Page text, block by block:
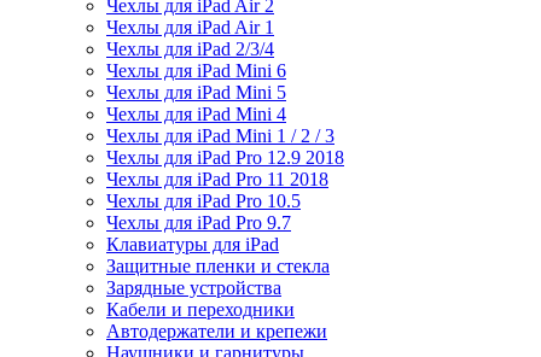
Чехлы для iPad Air 2
Чехлы для iPad Air 1
Чехлы для iPad 2/3/4
Чехлы для iPad Mini 6
Чехлы для iPad Mini 5
Чехлы для iPad Mini 4
Чехлы для iPad Mini 1 / 2 / 3
Чехлы для iPad Pro 12.9 2018
Чехлы для iPad Pro 11 2018
Чехлы для iPad Pro 10.5
Чехлы для iPad Pro 9.7
Клавиатуры для iPad
Защитные пленки и стекла
Зарядные устройства
Кабели и переходники
Автодержатели и крепежи
Наушники и гарнитуры